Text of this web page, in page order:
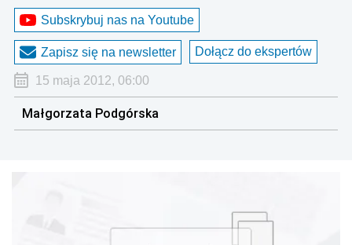
Subskrybuj nas na Youtube
Zapisz się na newsletter Dołącz do ekspertów
15 maja 2012, 06:00
Małgorzata Podgórska